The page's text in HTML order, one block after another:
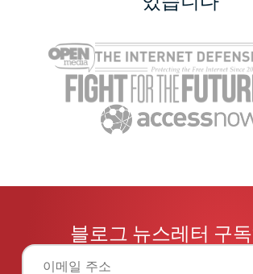
블로그 뉴스레터 구